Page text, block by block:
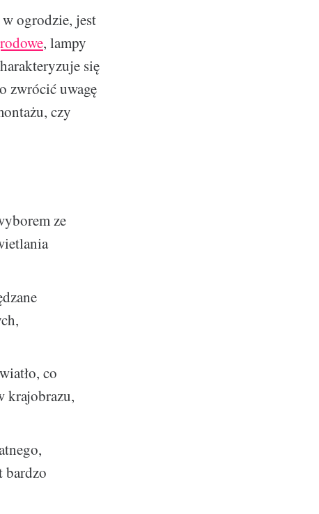
ogrodzie, jest
, lampy
się
zwrócić uwagę
czy
ze
co
krajobrazu,
bardzo